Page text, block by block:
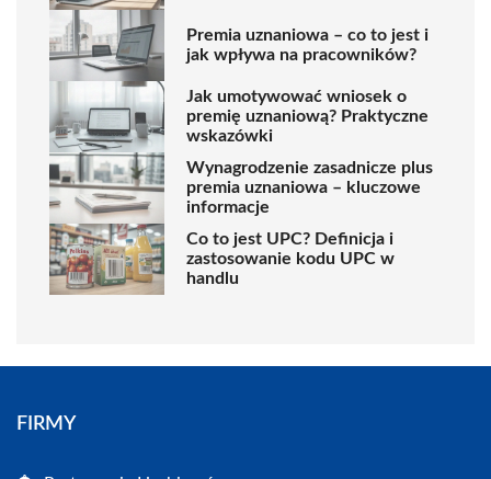
Premia uznaniowa – co to jest i
jak wpływa na pracowników?
Jak umotywować wniosek o
premię uznaniową? Praktyczne
wskazówki
Wynagrodzenie zasadnicze plus
premia uznaniowa – kluczowe
informacje
Co to jest UPC? Definicja i
zastosowanie kodu UPC w
handlu
FIRMY